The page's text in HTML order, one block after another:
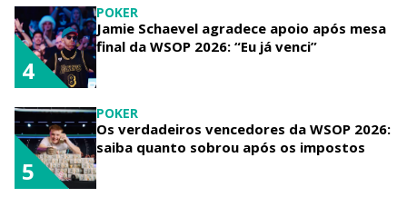
POKER
Jamie Schaevel agradece apoio após mesa
final da WSOP 2026: “Eu já venci”
4
POKER
Os verdadeiros vencedores da WSOP 2026:
saiba quanto sobrou após os impostos
5